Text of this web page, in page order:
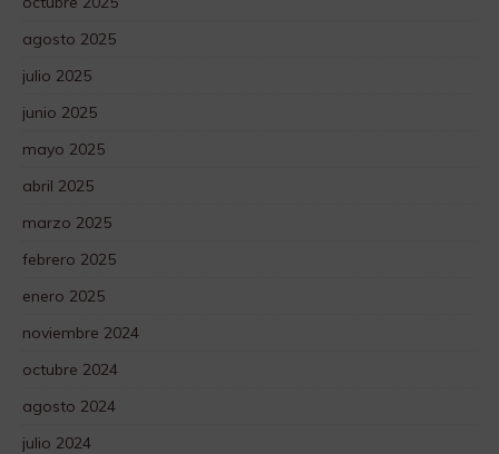
agosto 2025
julio 2025
junio 2025
mayo 2025
abril 2025
marzo 2025
febrero 2025
enero 2025
noviembre 2024
octubre 2024
agosto 2024
julio 2024